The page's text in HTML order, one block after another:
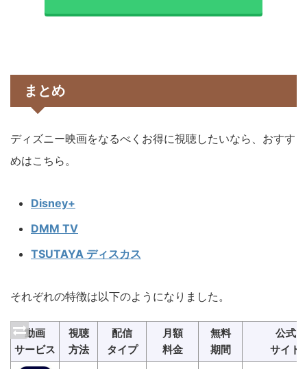
まとめ
ディズニー映画をなるべくお得に視聴したいなら、おすす
めはこちら。
Disney+
DMM TV
TSUTAYA ディスカス
それぞれの特徴は以下のようになりました。
動画
サービス
視聴
方法
配信
タイプ
月額
料金
無料
期間
公式
サイト